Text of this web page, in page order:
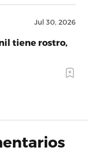
Jul 30, 2026
tiene rostro,